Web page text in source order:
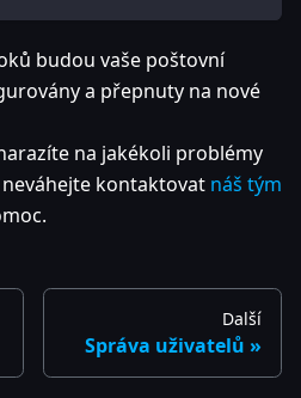
budou vaše poštovní
a přepnuty na nové
na jakékoli problémy
kontaktovat náš tým
Další
Správa uživatelů